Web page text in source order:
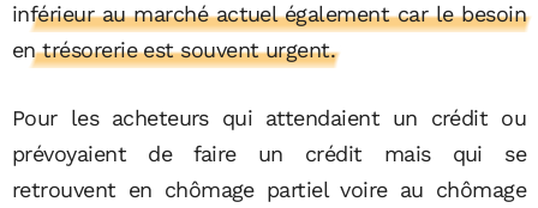
inférieur au marché actuel également car le besoin
en trésorerie est souvent urgent.
Pour les acheteurs qui attendaient un crédit ou
prévoyaient de faire un crédit mais qui se
retrouvent en chômage partiel voire au chômage